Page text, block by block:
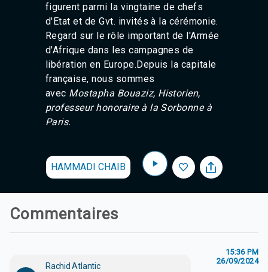
figurent parmi la vingtaine de chefs
d'Etat et de Gvt. invités à la cérémonie.
Regard sur le rôle important de l'Armée
d'Afrique dans les campagnes de
libération en Europe. Depuis la capitale
française, nous sommes
avec Mostapha Bouaziz, Historien,
professeur honoraire à la Sorbonne à
Paris.
HAMMADI CHAIB
Commentaires
Rachid Atlantic
15:36 PM
26/09/2024